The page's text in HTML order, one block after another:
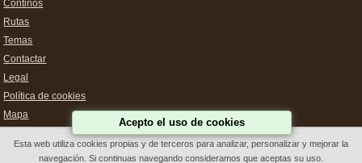
Contiños
Rutas
Temas
Contactar
Legal
Política de cookies
Mapa
Acepto el uso de cookies
Esta web utiliza cookies propias y de terceros para analizar, personalizar y mejorar la
navegación. Si continuas navegando consideramos que aceptas su uso.